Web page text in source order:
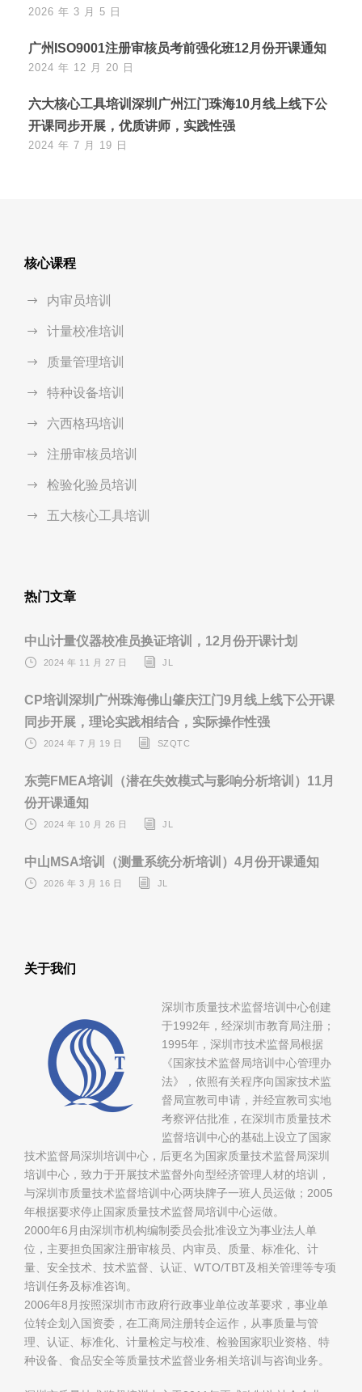
2026 年 3 月 5 日
广州ISO9001注册审核员考前强化班12月份开课通知
2024 年 12 月 20 日
六大核心工具培训深圳广州江门珠海10月线上线下公
开课同步开展，优质讲师，实践性强
2024 年 7 月 19 日
核心课程
内审员培训
计量校准培训
质量管理培训
特种设备培训
六西格玛培训
注册审核员培训
检验化验员培训
五大核心工具培训
热门文章
中山计量仪器校准员换证培训，12月份开课计划
2024 年 11 月 27 日 JL
CP培训深圳广州珠海佛山肇庆江门9月线上线下公开课
同步开展，理论实践相结合，实际操作性强
2024 年 7 月 19 日 SZQTC
东莞FMEA培训（潜在失效模式与影响分析培训）11月
份开课通知
2024 年 10 月 26 日 JL
中山MSA培训（测量系统分析培训）4月份开课通知
2026 年 3 月 16 日 JL
关于我们
深圳市质量技术监督培训中心创建
于1992年，经深圳市教育局注册；
1995年，深圳市技术监督局根据
《国家技术监督局培训中心管理办
法》，依照有关程序向国家技术监
督局宣教司申请，并经宣教司实地
考察评估批准，在深圳市质量技术
监督培训中心的基础上设立了国家
技术监督局深圳培训中心，后更名为国家质量技术监督局深圳
培训中心，致力于开展技术监督外向型经济管理人材的培训，
与深圳市质量技术监督培训中心两块牌子一班人员运做；2005
年根据要求停止国家质量技术监督局培训中心运做。
2000年6月由深圳市机构编制委员会批准设立为事业法人单
位，主要担负国家注册审核员、内审员、质量、标准化、计
量、安全技术、技术监督、认证、WTO/TBT及相关管理等专项
培训任务及标准咨询。
2006年8月按照深圳市市政府行政事业单位改革要求，事业单
位转企划入国资委，在工商局注册转企运作，从事质量与管
理、认证、标准化、计量检定与校准、检验国家职业资格、特
种设备、食品安全等质量技术监督业务相关培训与咨询业务。